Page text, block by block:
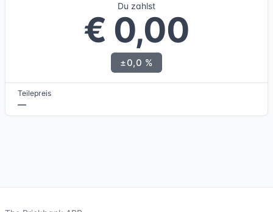
Du zahlst
€ 0,00
±0,0 %
Teilepreis
—